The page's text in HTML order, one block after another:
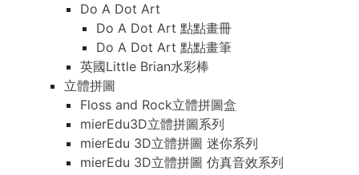
Do A Dot Art
Do A Dot Art 點點畫冊
Do A Dot Art 點點畫筆
英國Little Brian水彩棒
立體拼圖
Floss and Rock立體拼圖盒
mierEdu3D立體拼圖系列
mierEdu 3D立體拼圖 迷你系列
mierEdu 3D立體拼圖 仿真音效系列